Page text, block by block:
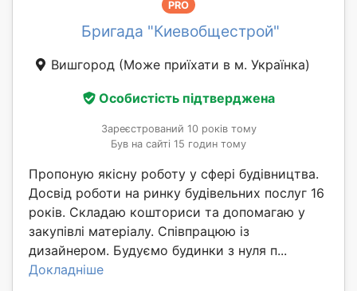
PRO
Бригада "Киевобщестрой"
Вишгород (Може приїхати в м. Українка)
Особистість підтверджена
Зареєстрований 10 років тому
Був на сайті 15 годин тому
Пропоную якісну роботу у сфері будівництва.
Досвід роботи на ринку будівельних послуг 16
років. Складаю кошториси та допомагаю у
закупівлі матеріалу. Співпрацюю із
дизайнером. Будуємо будинки з нуля п...
Докладніше